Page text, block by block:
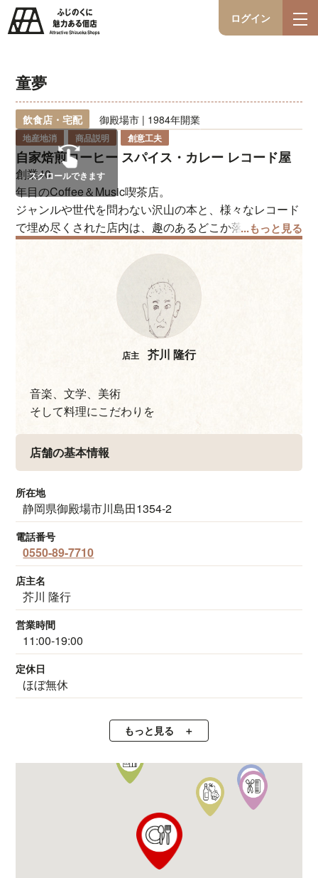
ログイン
童夢
飲食店・宅配 御殿場市 | 1984年開業
スクロールできます
地産地消 商品説明 創意工夫
自家焙煎コーヒー スパイス・カレー レコード屋
創業40
年目のCoffee＆Music喫茶店。
ジャンルや世代を問わない沢山の本と、様々なレコード
で埋め尽くされた店内は、趣のあるどこか落ち着く雰囲
気になっております。
ランチ（スパイス･カレーなど）営業からレコード販売
と、マスターの溢れでるこだわりをご堪能ください！
...もっと見る
店主 芥川 隆行
音楽、文学、美術
そして料理にこだわりを
店舗の基本情報
所在地
静岡県御殿場市川島田1354-2
電話番号
0550-89-7710
店主名
芥川 隆行
営業時間
11:00-19:00
定休日
ほぼ無休
もっと見る